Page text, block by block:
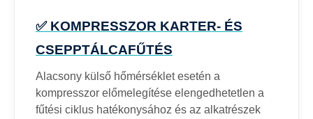
✅ KOMPRESSZOR KARTER- ÉS
CSEPPTÁLCAFŰTÉS
Alacsony külső hőmérséklet esetén a
kompresszor előmelegítése elengedhetetlen a
fűtési ciklus hatékonysához és az alkatrészek